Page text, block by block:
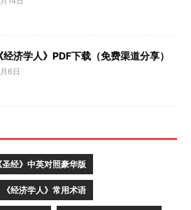
济学人》PDF下载（免费渠道分享）
6日
圣经》中英对照豪华版
《经济学人》常用术语